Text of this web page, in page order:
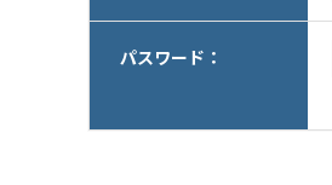
パスワード：